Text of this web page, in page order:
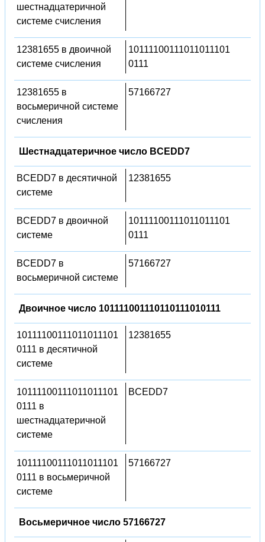
шестнадцатеричной
системе счисления
12381655 в двоичной
системе счисления
10111100111011011101
0111
12381655 в
восьмеричной системе
счисления
57166727
Шестнадцатеричное число BCEDD7
BCEDD7 в десятичной
системе
12381655
BCEDD7 в двоичной
системе
10111100111011011101
0111
BCEDD7 в
восьмеричной системе
57166727
Двоичное число 101111001110110111010111
10111100111011011101
0111 в десятичной
системе
12381655
10111100111011011101
0111 в
шестнадцатеричной
системе
BCEDD7
10111100111011011101
0111 в восьмеричной
системе
57166727
Восьмеричное число 57166727